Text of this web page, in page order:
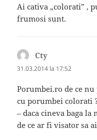
Ai cativa „colorati” ,
frumosi sunt.
Cty
31.03.2014 la 17:52
Porumbei.ro de ce
cu porumbei colorati
– daca cineva baga la
de ce ar fi visator sa